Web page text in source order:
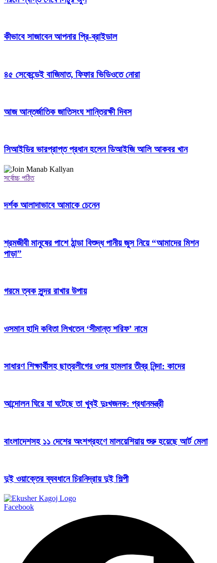
কীভাবে সাজাবেন আপনার প্রি-ব্রাইডাল
৪৫ সেকেন্ডেই বাজিমাত, ফিফার ভিডিওতে নোরা
আজ আন্তর্জাতিক জাতিসংঘ শান্তিরক্ষী দিবস
সিআইডির ভারপ্রাপ্ত প্রধান হলেন ডিআইজি আলি আকবর খান
সর্বোচ্চ পঠিত
দর্শক আলাদাভাবে আমাকে চেনেন
শ্রমজীবী মানুষের পাশে ঠান্ডা বিশুদ্ধ পানীয় জুস নিয়ে “আমাদের মিশন
পাড়া”
গরমে ত্বক সুন্দর রাখার উপায়
ওসমান হাদি কবিতা লিখতেন ‘সীমান্ত শরিফ’ নামে
সাধারণ শিক্ষার্থীসহ ছাত্রলীগের ওপর হামলার তীব্র নিন্দা: কাদের
আন্দোলন ঘিরে যা ঘটেছে তা খুবই দুঃখজনক: প্রধানমন্ত্রী
বাংলাদেশসহ ১১ দেশের অংশগ্রহণে মালয়েশিয়ায় শুরু হয়েছে আর্ট মেলা
দুই ওয়াক্তের ব্যবধানে চিরনিদ্রায় দুই শিল্পী
Facebook